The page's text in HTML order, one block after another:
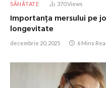
SĂNĂTATE 370Views
Importanța mersului pe
longevitate
decembrie 20, 2025 6 Mins